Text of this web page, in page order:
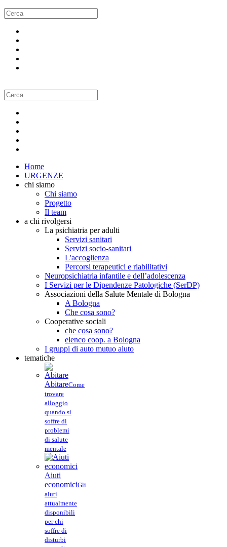
Home
URGENZE
chi siamo
Chi siamo
Progetto
Il team
a chi rivolgersi
La psichiatria per adulti
Servizi sanitari
Servizi socio-sanitari
L'accoglienza
Percorsi terapeutici e riabilitativi
Neuropsichiatria infantile e dell’adolescenza
I Servizi per le Dipendenze Patologiche (SerDP)
Associazioni della Salute Mentale di Bologna
A Bologna
Che cosa sono?
Cooperative sociali
che cosa sono?
elenco coop. a Bologna
I gruppi di auto mutuo aiuto
tematiche
AbitareCome
trovare
alloggio
quando si
soffre di
problemi
di salute
mentale
Aiuti
economiciGli
aiuti
attualmente
disponibili
per chi
soffre di
disturbi